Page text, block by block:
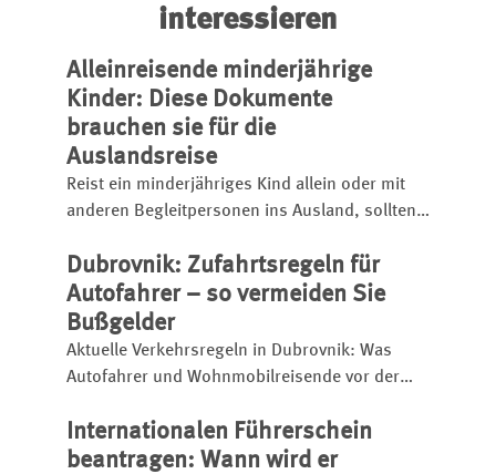
interessieren
Alleinreisende minderjährige
Kinder: Diese Dokumente
brauchen sie für die
Auslandsreise
Reist ein minderjähriges Kind allein oder mit
anderen Begleitpersonen ins Ausland, sollten
rechtzeitig prüfen. Welche Unterlagen
mitzuführen sind und worauf sonst zu achten
ist, zeigt dieser Überblick.
Dubrovnik: Zufahrtsregeln für
Autofahrer – so vermeiden Sie
Bußgelder
Aktuelle Verkehrsregeln in Dubrovnik: Was
Autofahrer und Wohnmobilreisende vor der
Registrierung und Bußgelder.
Internationalen Führerschein
beantragen: Wann wird er